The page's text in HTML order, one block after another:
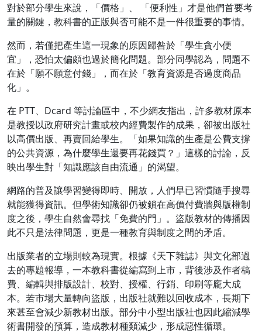
對於部分學生來說，「價格」、 「便利性」才是他們首要考
量的關鍵，教科書的正版與否可能不是一件很重要的事情。
然而，若僅把產生這一現象的原因歸咎於「學生貪小便
宜」，恐怕太偏頗也過於簡化問題。部分同學認為，問題不
在於「願不願意付錢」，而在於「教育資源是否過度商品
化」。
在 PTT、Dcard 等討論區中，不少網友指出，許多教材原本
是教授以政府研究計畫或校內經費製作的成果，卻被出版社
以高價出版、再賣回給學生。「如果知識的生產是公費支撐
的公共資源，為什麼學生還要再花錢買？」這樣的討論，反
映出學生對「知識應該自由流通」的渴望。
網路的普及讓學習變得即時、開放，人們早已習慣隨手搜尋
就能獲得資訊。但學術知識卻仍被鎖在高價付費牆與版權制
度之後，學生自然會尋找「免費的門」。盜版教材的傳播因
此不只是法律問題，更是一種教育與制度之間的矛盾。
出版業者的立場則較為現實。根據《天下雜誌》與文化部過
去的專題報導，一本教科書從編寫到上市，背後涉及作者稿
費、編輯與排版設計、校對、授權、行銷、印刷等龐大成
本。若市場大量轉向盜版，出版社就難以回收成本，長期下
來甚至會減少新教材出版。部分中小型出版社也因此縮減學
術書開發的預算，造成教材種類減少，形成惡性循環。